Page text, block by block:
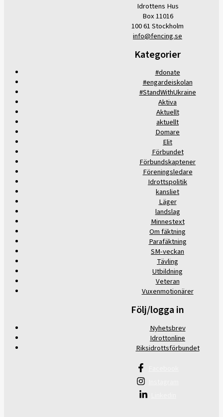
Idrottens Hus
Box 11016
100 61 Stockholm
info@fencing.se
Kategorier
#donate
#engardeiskolan
#StandWithUkraine
Aktiva
Aktuellt
aktuellt
Domare
Elit
Förbundet
Förbundskaptener
Föreningsledare
Idrottspolitik
kansliet
Läger
landslag
Minnestext
Om fäktning
Parafäktning
SM-veckan
Tävling
Utbildning
Veteran
Vuxenmotionärer
Följ/logga in
Nyhetsbrev
Idrottonline
Riksidrottsförbundet